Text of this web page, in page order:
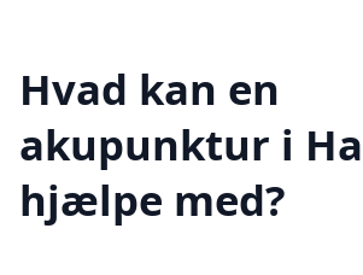
Hvad kan en
akupunktur i
hjælpe med?